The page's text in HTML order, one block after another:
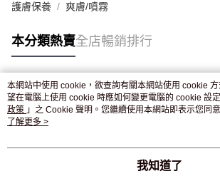
護膚保養 爽膚/噴霧
本分類熱賣全店暢銷排行
熱門標籤
熱銷排行
本網站中使用 cookie，欲查詢有關本網站使用 cookie
望在電腦上使用 cookie 時應如何變更電腦的 cookie 設
政策 」之 Cookie 聲明。您繼續使用本網站即表示您同
條款之 Cookie 聲明使用 cookie。
了解更多 >
我知道了